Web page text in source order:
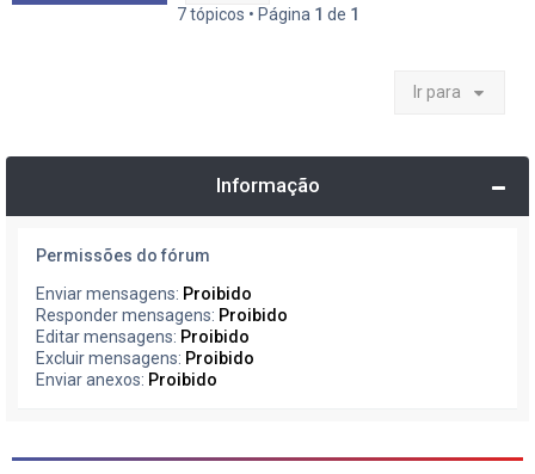
7 tópicos • Página 1 de 1
Ir para
Informação
Permissões do fórum
Enviar mensagens: Proibido
Responder mensagens: Proibido
Editar mensagens: Proibido
Excluir mensagens: Proibido
Enviar anexos: Proibido